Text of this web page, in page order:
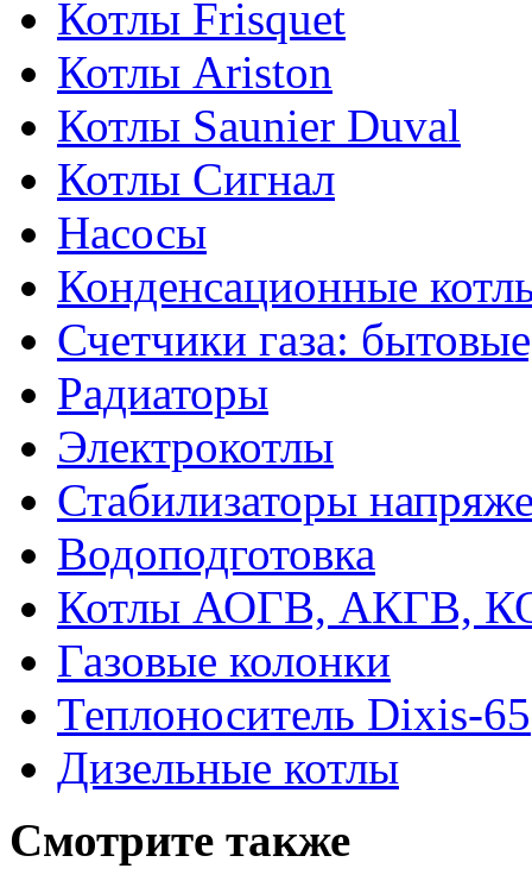
Котлы Frisquet
Котлы Ariston
Котлы Saunier Duval
Котлы Сигнал
Насосы
Конденсационные
Счетчики газа:
Радиаторы
Электрокотлы
Стабилизаторы
Водоподготовка
Котлы АОГВ, АКГВ,
Газовые колонки
Теплоноситель Dixis-65
Дизельные котлы
Смотрите также